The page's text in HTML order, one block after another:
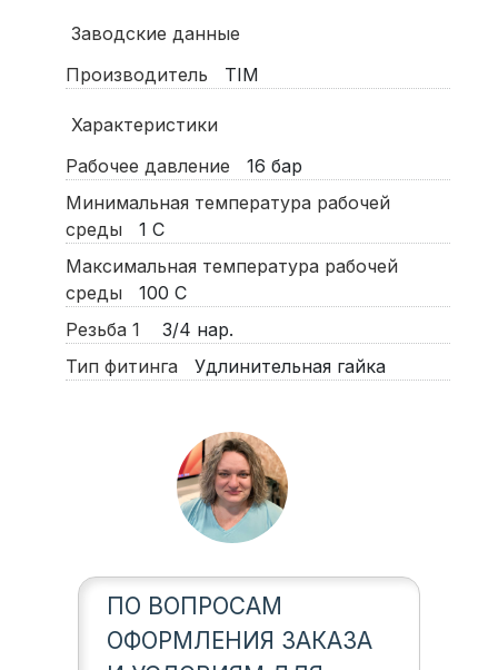
Заводские данные
Производитель
TIM
Характеристики
Рабочее давление
16 бар
Минимальная температура рабочей
среды
1 С
Максимальная температура рабочей
среды
100 С
Резьба 1
3/4 нар.
Тип фитинга
Удлинительная гайка
ПО ВОПРОСАМ
ОФОРМЛЕНИЯ ЗАКАЗА